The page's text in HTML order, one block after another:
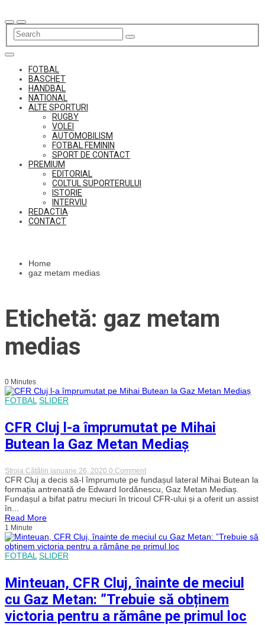
to
content
FOTBAL
BASCHET
HANDBAL
NATIONAL
ALTE SPORTURI
RUGBY
VOLEI
AUTOMOBILISM
FOTBAL FEMININ
SPORT DE CONTACT
PREMIUM
EDITORIAL
COLTUL SUPORTERULUI
ISTORIE
INTERVIU
REDACTIA
CONTACT
Home
gaz metam medias
Etichetă: gaz metam
medias
0 Minutes
FOTBAL SLIDER
CFR Cluj l-a împrumutat pe Mihai
Butean la Gaz Metan Mediaș
Stroia Cătălin ianuarie 26, 2020 0 Commenton
CFR
Cluj
l-
a
Butean
la
Gaz
CFR Cluj a decis să-l împrumute pe fundașul lateral Mihai Butean la
formația antrenată de Edward Iordănescu, Gaz Metan Mediaș.
Fundașul a bifat patru meciuri în tricoul CFR-ului și a oferit un assist
în...
Read More
1 Minute
FOTBAL SLIDER
Minteuan, CFR Cluj, înainte de meciul
cu Gaz Metan: ”Trebuie să obținem
victoria pentru a rămâne pe primul loc